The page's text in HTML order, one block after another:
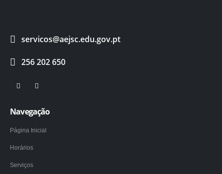
servicos@aejsc.edu.gov.pt
256 202 650
Navegação
Página Inicial
Horários
Serviços